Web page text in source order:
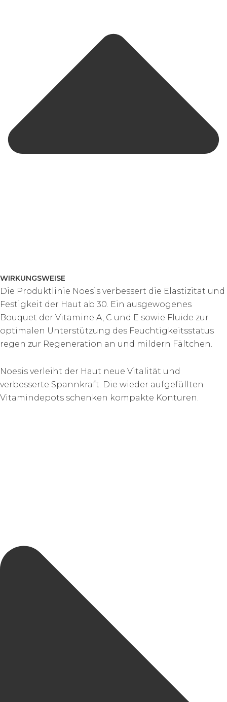
WIRKUNGSWEISE
Die Produktlinie Noesis verbessert die Elastizität und
Festigkeit der Haut ab 30. Ein ausgewogenes
Bouquet der Vitamine A, C und E sowie Fluide zur
optimalen Unterstützung des Feuchtigkeitsstatus
regen zur Regeneration an und mildern Fältchen.
Noesis verleiht der Haut neue Vitalität und
verbesserte Spannkraft. Die wieder aufgefüllten
Vitamindepots schenken kompakte Konturen.